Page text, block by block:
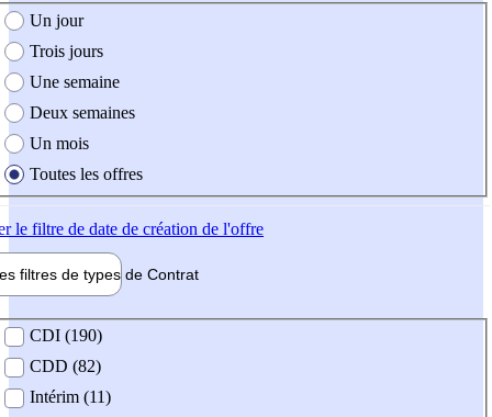
création de l'offre
Un jour
Trois jours
Une semaine
Deux semaines
Un mois
Toutes les offres
le filtre de date de création de l'offre
filtres de types de Contrat
contrat
CDI (190)
CDD (82)
Intérim (11)